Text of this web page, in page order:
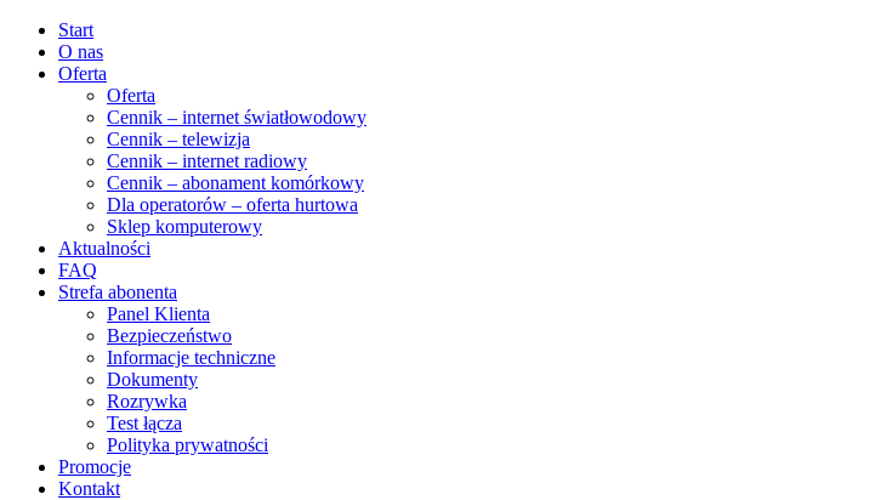
Start
O nas
Oferta
Oferta
Cennik – internet światłowodowy
Cennik – telewizja
Cennik – internet radiowy
Cennik – abonament komórkowy
Dla operatorów – oferta hurtowa
Sklep komputerowy
Aktualności
FAQ
Strefa abonenta
Panel Klienta
Bezpieczeństwo
Informacje techniczne
Dokumenty
Rozrywka
Test łącza
Polityka prywatności
Promocje
Kontakt